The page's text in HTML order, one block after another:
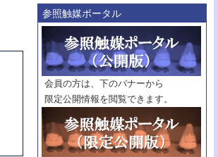
巻・号指定
巻
号
範囲指定
巻
号～
巻
号
触媒年鑑
年度
記事種別
参照触媒ポータル
会員の方は、下のバナーから
限定公開情報を閲覧できます。